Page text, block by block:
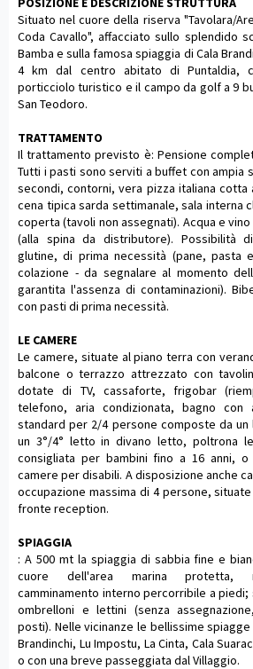
Situato nel cuore della riserva "Tavolara/
Coda Cavallo", affacciato sullo splendido
Bamba e sulla famosa spiaggia di Cala
4 km dal centro abitato di Puntaldia,
porticciolo turistico e il campo da golf a 9
San Teodoro.
TRATTAMENTO
Il trattamento previsto è: Pensione
Tutti i pasti sono serviti a buffet con ampia
secondi, contorni, vera pizza italiana
cena tipica sarda settimanale, sala interna
coperta (tavoli non assegnati). Acqua e
(alla spina da distributore). Possibilità
glutine, di prima necessità (pane, pasta
colazione - da segnalare al momento
garantita l'assenza di contaminazioni).
con pasti di prima necessità.
LE CAMERE
Le camere, situate al piano terra con
balcone o terrazzo attrezzato con
dotate di TV, cassaforte, frigobar
telefono, aria condizionata, bagno con
standard per 2/4 persone composte da
un 3°/4° letto in divano letto, poltrona
consigliata per bambini fino a 16 anni, o
camere per disabili. A disposizione anche
occupazione massima di 4 persone,
fronte reception.
SPIAGGIA
: A 500 mt la spiaggia di sabbia fine e
cuore dell'area marina protetta,
camminamento interno percorribile a
ombrelloni e lettini (senza
posti). Nelle vicinanze le bellissime
Brandinchi, Lu Impostu, La Cinta, Cala
o con una breve passeggiata dal Villaggio.